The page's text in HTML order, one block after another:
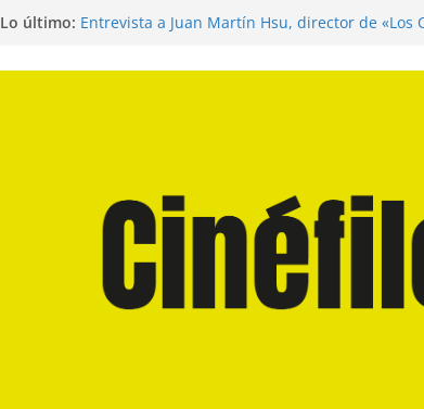
Lo último: Entrevista a Juan Martín Hsu, director de «Los